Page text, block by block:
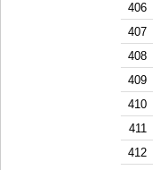
406
407
408
409
410
411
412